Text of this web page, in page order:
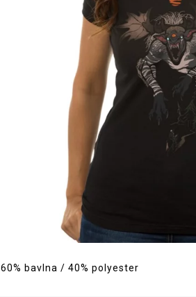
60% bavlna / 40% polyester